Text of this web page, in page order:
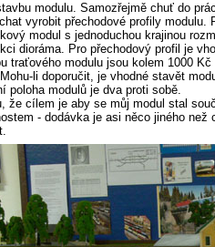
modulu. Samozřejmě chuť do
vyrobit přechodové profily
modul s jednoduchou krajinou
dioráma. Pro přechodový profil je
traťového modulu jsou kolem 1000
li doporučit, je vhodné stavět
poloha modulů je dva proti sobě.
že cílem je aby se můj modul stal
- dodávka je asi něco jiného